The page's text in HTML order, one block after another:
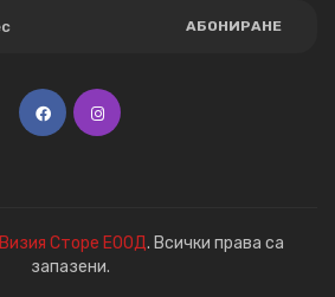
АБОНИРАНЕ
Визия Сторе ЕООД. Всички права са
запазени.